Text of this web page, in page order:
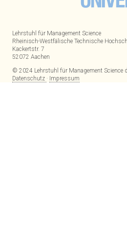
Lehrstuhl für Management Science
Rheinisch-Westfälische Technische
Kackertstr. 7
52072 Aachen
© 2024 Lehrstuhl für Management Science
Datenschutz · Impressum